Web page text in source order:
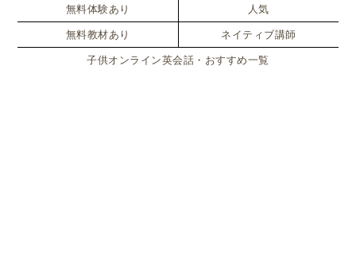
無料体験あり 人気
無料教材あり ネイティブ講師
子供オンライン英会話・おすすめ一覧